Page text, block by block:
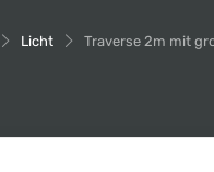
Licht Traverse 2m mit